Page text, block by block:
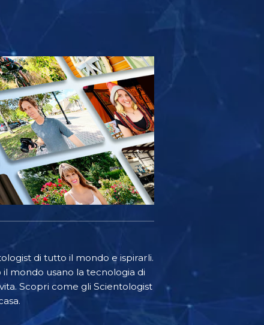
di tutto il mondo e ispirarli.
mondo usano la tecnologia di
Scopri come gli Scientologist